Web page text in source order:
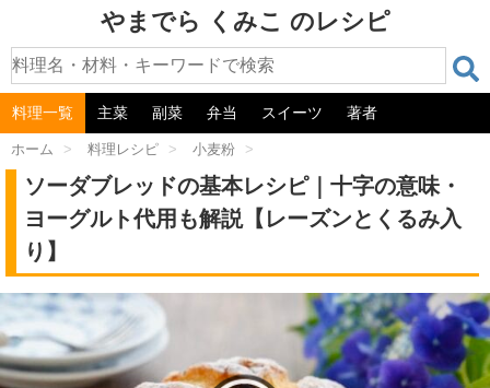
やまでら くみこ のレシピ
料理一覧 主菜 副菜 弁当 スイーツ 著者
ホーム > 料理レシピ > 小麦粉 >
ソーダブレッドの基本レシピ｜十字の意味・
ヨーグルト代用も解説【レーズンとくるみ入
り】